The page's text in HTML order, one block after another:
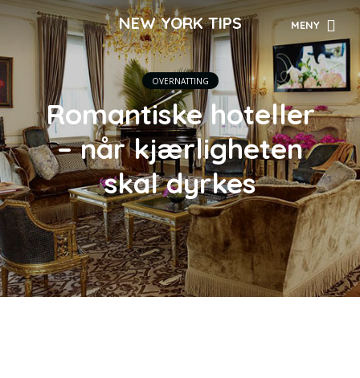
NEW YORK TIPS MENY
OVERNATTING
Romantiske hoteller
– når kjærligheten
skal dyrkes